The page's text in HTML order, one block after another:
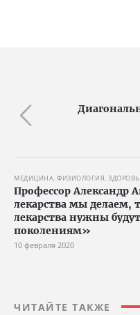
МЕДИЦИНА, ФИЗИОЛОГИЯ,
Профессор Александр
лекарства мы делаем,
лекарства нужны
поколениям»
10 февраля 2020
ЧИТАЙТЕ ТАКЖЕ